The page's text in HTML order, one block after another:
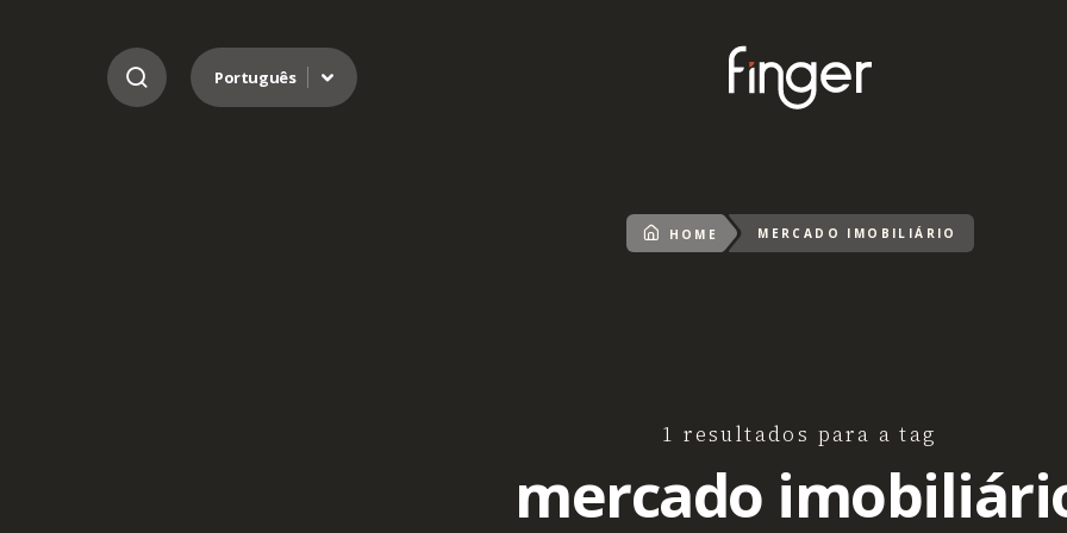
Ir para o conteúdo
Português
HOME MERCADO IMOBILIÁRIO
1 resultados para a tag
mercado